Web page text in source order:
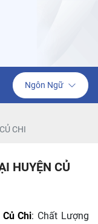
Ngôn Ngữ
CHI
HUYỆN CỦ
Chi: Chất Lượng